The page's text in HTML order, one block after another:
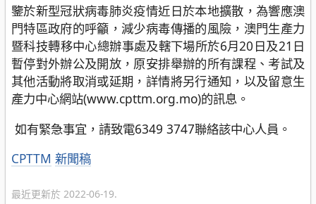
鑒於新型冠狀病毒肺炎疫情近日於本地擴散，為響應澳
門特區政府的呼籲，減少病毒傳播的風險，澳門生產力
暨科技轉移中心總辦事處及轄下場所於6月20日及21日
暫停對外辦公及開放，原安排舉辦的所有課程、考試及
其他活動將取消或延期，詳情將另行通知，以及留意生
產力中心網站(www.cpttm.org.mo)的訊息。
如有緊急事宜，請致電6349 3747聯絡該中心人員。
分
CPTTM 新聞稿
最近更新於 2022-06-19.